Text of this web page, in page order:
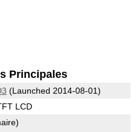
Principales
(Launched 2014-08-01)
LCD